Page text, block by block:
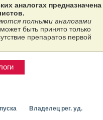
аналогах предназначена
полными аналогами
быть принято только
препаратов первой
Владелец рег. уд.